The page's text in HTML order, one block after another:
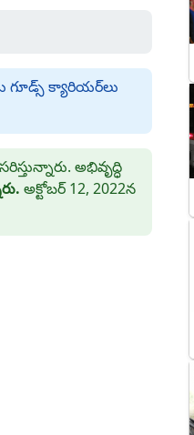
గూడ్స్ క్యారియర్‌లు
అభివృద్ధి
అక్టోబర్ 12, 2022న